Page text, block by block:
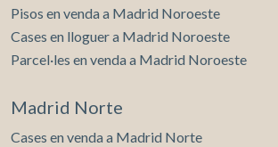
Pisos en venda a Madrid Noroeste
Cases en lloguer a Madrid Noroeste
Parcel·les en venda a Madrid Noroeste
Madrid Norte
Cases en venda a Madrid Norte